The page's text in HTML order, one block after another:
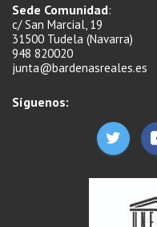
Sede Comunidad:
c/ San Marcial, 19
31500 Tudela (Navarra)
948 820020
junta@bardenasreales.es
Síguenos: